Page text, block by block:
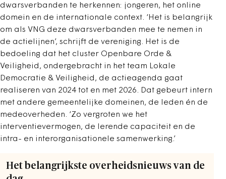
dwarsverbanden te herkennen: jongeren, het online
domein en de internationale context. ‘Het is belangrijk
om als VNG deze dwarsverbanden mee te nemen in
de actielijnen’, schrijft de vereniging. Het is de
bedoeling dat het cluster Openbare Orde &
Veiligheid, ondergebracht in het team Lokale
Democratie & Veiligheid, de actieagenda gaat
realiseren van 2024 tot en met 2026. Dat gebeurt intern
met andere gemeentelijke domeinen, de leden én de
medeoverheden. ‘Zo vergroten we het
interventievermogen, de lerende capaciteit en de
intra- en interorganisationele samenwerking.’
Het belangrijkste overheidsnieuws van de